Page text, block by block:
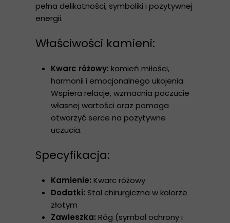
pełna delikatności, symboliki i pozytywnej
energii.
Właściwości kamieni:
Kwarc różowy: kamień miłości,
harmonii i emocjonalnego ukojenia.
Wspiera relacje, wzmacnia poczucie
własnej wartości oraz pomaga
otworzyć serce na pozytywne
uczucia.
Specyfikacja:
Kamienie: Kwarc różowy
Dodatki: Stal chirurgiczna w kolorze
złotym
Zawieszka: Róg (symbol ochrony i